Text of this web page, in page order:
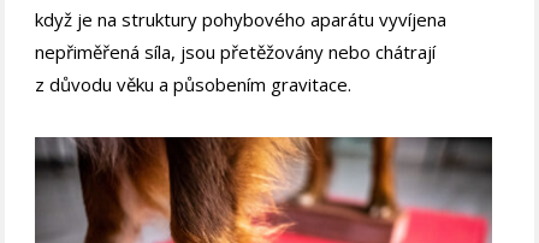
když je na struktury pohybového aparátu vyvíjena
nepřiměřená síla, jsou přetěžovány nebo chátrají
z důvodu věku a působením gravitace.